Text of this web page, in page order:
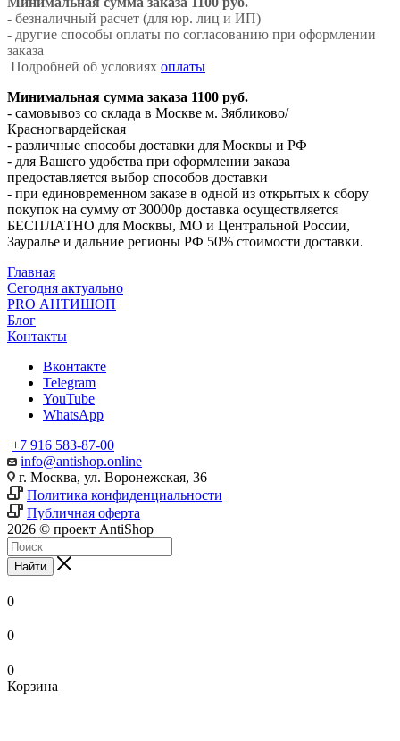
- безналичный расчет (для юр. лиц и ИП)
- другие способы оплаты по согласованию при оформлении
заказа
Подробней об условиях оплаты
Минимальная сумма заказа 1100 руб.
- самовывоз со склада в Москве м. Зябликово/
Красногвардейская
- различные способы доставки для Москвы и РФ
- для Вашего удобства при оформлении заказа
предоставляется выбор способов доставки
- при единовременном заказе в одной из открытых к сбору
покупок на сумму от 30000р доставка осуществляется
БЕСПЛАТНО для Москвы, МО и Центральной России,
Зауралье и дальние регионы РФ 50% стоимости доставки.
Главная
Сегодня актуально
PRO АНТИШОП
Блог
Контакты
Вконтакте
Telegram
YouTube
WhatsApp
+7 916 583-87-00
info@antishop.online
г. Москва, ул. Воронежская, 36
Политика конфиденциальности
Публичная оферта
2026 © проект AntiShop
Найти
0
0
0
Корзина